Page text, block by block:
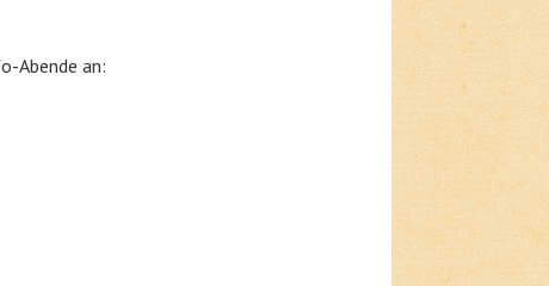
Abende an: